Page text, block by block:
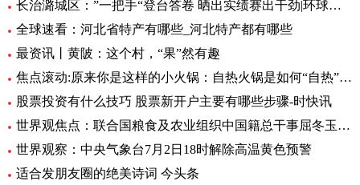
长治潞城区：”一把手“登台答卷 晒出实绩赛出干劲|环球视点
全球速看：河北省特产有哪些_河北特产都有哪些
最资讯丨黄陂：这个村，“果”然有趣
焦点滚动:原来你是这样的小火锅：自热火锅是如何“自热”的？
股票投资有什么技巧 股票新开户主要有哪些步骤-时快讯
世界观焦点：联合国粮食及农业组织中国籍总干事屈冬玉2日在新任总干事选举中成功胜选连任
世界观察：中央气象台7月2日18时解除高温黄色预警
适合发朋友圈的绝美诗词 今头条